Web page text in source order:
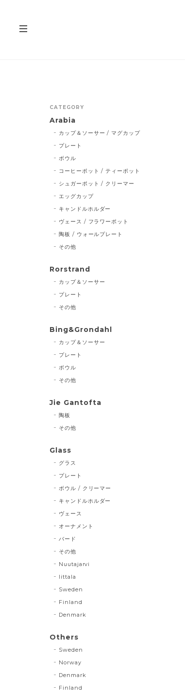
CATEGORY
Arabia
カップ＆ソーサー / マグカップ
プレート
ボウル
コーヒーポット / ティーポット
シュガーポット / クリーマー
エッグカップ
キャンドルホルダー
ヴェース / フラワーポット
陶板 / ウォールプレート
その他
Rorstrand
カップ＆ソーサー
プレート
その他
Bing&Grondahl
カップ＆ソーサー
プレート
ボウル
その他
Jie Gantofta
陶板
その他
Glass
グラス
プレート
ボウル / クリーマー
キャンドルホルダー
ヴェース
オーナメント
バード
その他
Nuutajarvi
Iittala
Sweden
Finland
Denmark
Others
Sweden
Norway
Denmark
Finland